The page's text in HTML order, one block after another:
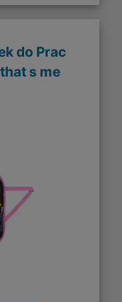
do Prac
s me